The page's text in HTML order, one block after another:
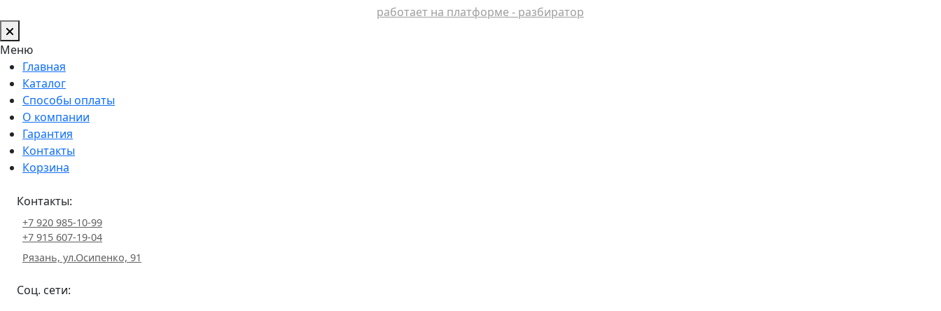
работает на платформе - разбиратор
Меню
Главная
Каталог
Способы оплаты
О компании
Гарантия
Контакты
Корзина
Контакты:
+7 920 985-10-99
+7 915 607-19-04
Рязань, ул.Осипенко, 91
Соц. сети: